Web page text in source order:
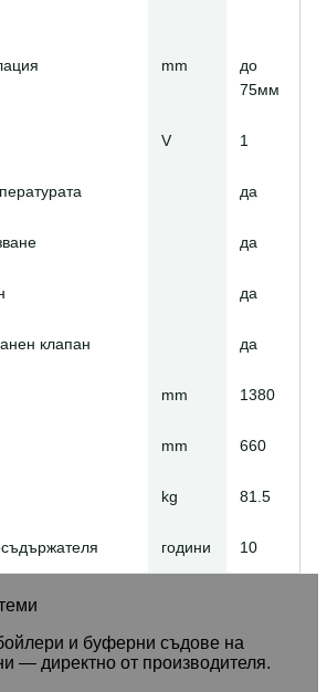
mm
до
75мм
V 1
да
да
да
клапан да
mm 1380
mm 660
kg 81.5
години 10
и буферни съдове на
— директно от производителя.